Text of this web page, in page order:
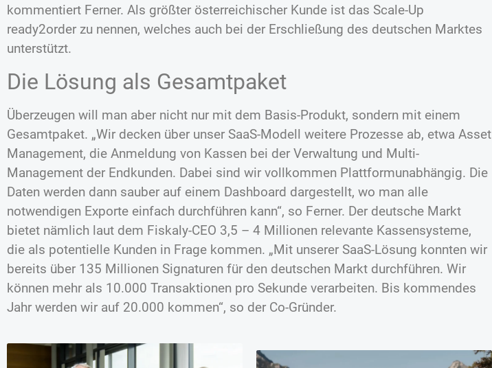
kommentiert Ferner. Als größter österreichischer Kunde ist das Scale-Up
ready2order zu nennen, welches auch bei der Erschließung des deutschen Marktes
unterstützt.
Die Lösung als Gesamtpaket
Überzeugen will man aber nicht nur mit dem Basis-Produkt, sondern mit einem
Gesamtpaket. „Wir decken über unser SaaS-Modell weitere Prozesse ab, etwa Asset
Management, die Anmeldung von Kassen bei der Verwaltung und Multi-
Management der Endkunden. Dabei sind wir vollkommen Plattformunabhängig. Die
Daten werden dann sauber auf einem Dashboard dargestellt, wo man alle
notwendigen Exporte einfach durchführen kann“, so Ferner. Der deutsche Markt
bietet nämlich laut dem Fiskaly-CEO 3,5 – 4 Millionen relevante Kassensysteme,
die als potentielle Kunden in Frage kommen. „Mit unserer SaaS-Lösung konnten wir
bereits über 135 Millionen Signaturen für den deutschen Markt durchführen. Wir
können mehr als 10.000 Transaktionen pro Sekunde verarbeiten. Bis kommendes
Jahr werden wir auf 20.000 kommen“, so der Co-Gründer.